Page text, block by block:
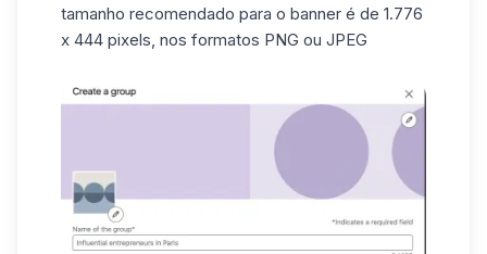
tamanho recomendado para o banner é de 1.776
x 444 pixels, nos formatos PNG ou JPEG